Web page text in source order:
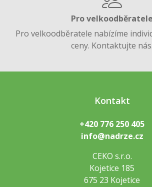
Pro velkoodběratele
Pro velkoodběratele nabízíme
ceny. Kontaktujte nás.
Kontakt
+420 776 250 405
info@nadrze.cz
CEKO s.r.o.
Kojetice 185
675 23 Kojetice